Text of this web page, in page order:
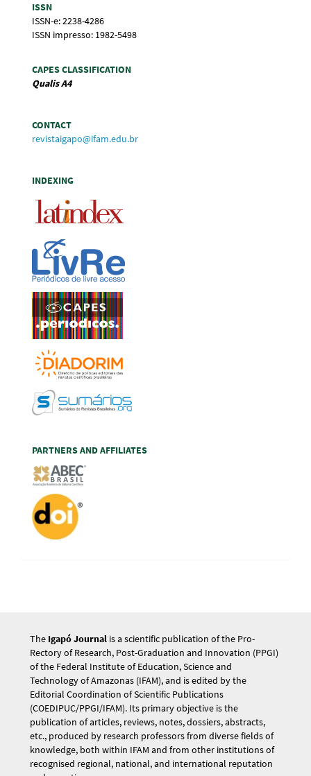
Information
ISSN
ISSN-e: 2238-4286
ISSN impresso: 1982-5498
CAPES CLASSIFICATION
QualisA4
CONTACT
revistaigapo@ifam.edu.br
INDEXING
PARTNERS AND AFFILIATES
The Igapó Journal is a scientific publication of the Pro-
Rectory of Research, Post-Graduation and Innovation (PPGI)
of the Federal Institute of Education, Science and
Technology of Amazonas (IFAM), and is edited by the
Editorial Coordination of Scientific Publications
(COEDIPUC/PPGI/IFAM). Its primary objective is the
publication of articles, reviews, notes, dossiers, abstracts,
etc., produced by research professors from diverse fields of
knowledge, both within IFAM and from other institutions of
recognised regional, national, and international reputation